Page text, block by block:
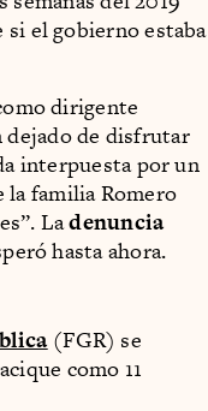
el gobierno estaba
dirigente
dejado de disfrutar
interpuesta por un
la familia Romero
Ladenuncia
hasta ahora.
(FGR) se
como 11